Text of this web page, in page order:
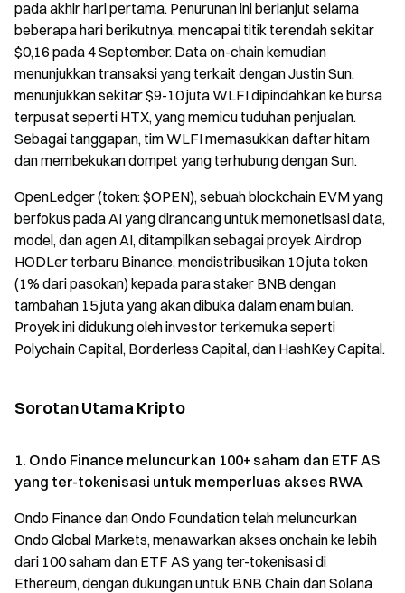
pada akhir hari pertama. Penurunan ini berlanjut selama
beberapa hari berikutnya, mencapai titik terendah sekitar
$0,16 pada 4 September. Data on-chain kemudian
menunjukkan transaksi yang terkait dengan Justin Sun,
menunjukkan sekitar $9-10 juta WLFI dipindahkan ke bursa
terpusat seperti HTX, yang memicu tuduhan penjualan.
Sebagai tanggapan, tim WLFI memasukkan daftar hitam
dan membekukan dompet yang terhubung dengan Sun.
OpenLedger (token: $OPEN), sebuah blockchain EVM yang
berfokus pada AI yang dirancang untuk memonetisasi data,
model, dan agen AI, ditampilkan sebagai proyek Airdrop
HODLer terbaru Binance, mendistribusikan 10 juta token
(1% dari pasokan) kepada para staker BNB dengan
tambahan 15 juta yang akan dibuka dalam enam bulan.
Proyek ini didukung oleh investor terkemuka seperti
Polychain Capital, Borderless Capital, dan HashKey Capital.
Sorotan Utama Kripto
1. Ondo Finance meluncurkan 100+ saham dan ETF AS
yang ter-tokenisasi untuk memperluas akses RWA
Ondo Finance dan Ondo Foundation telah meluncurkan
Ondo Global Markets, menawarkan akses onchain ke lebih
dari 100 saham dan ETF AS yang ter-tokenisasi di
Ethereum, dengan dukungan untuk BNB Chain dan Solana